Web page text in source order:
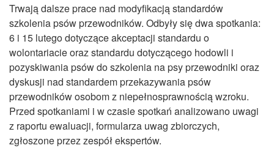
Trwają dalsze prace nad modyfikacją standardów
szkolenia psów przewodników. Odbyły się dwa spotkania:
6 i 15 lutego dotyczące akceptacji standardu o
wolontariacie oraz standardu dotyczącego hodowli i
pozyskiwania psów do szkolenia na psy przewodniki oraz
dyskusji nad standardem przekazywania psów
przewodników osobom z niepełnosprawnością wzroku.
Przed spotkaniami i w czasie spotkań analizowano uwagi
z raportu ewaluacji, formularza uwag zbiorczych,
zgłoszone przez zespół ekspertów.